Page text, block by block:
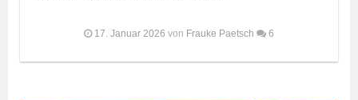
17. Januar 2026 von Frauke Paetsch 6